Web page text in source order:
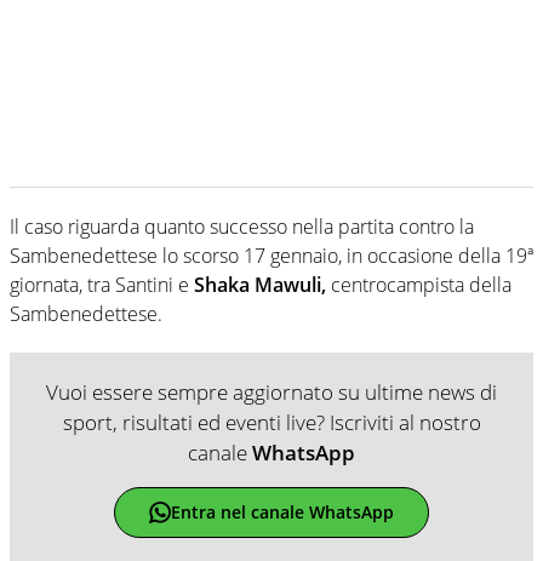
Il caso riguarda quanto successo nella partita contro la
Sambenedettese lo scorso 17 gennaio, in occasione della 19ª
giornata, tra Santini e Shaka Mawuli, centrocampista della
Sambenedettese.
Vuoi essere sempre aggiornato su ultime news di
sport, risultati ed eventi live? Iscriviti al nostro
canaleWhatsApp
Entra nel canale WhatsApp